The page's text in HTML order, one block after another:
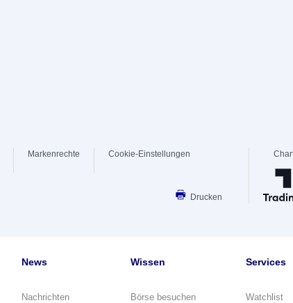
Markenrechte Cookie-Einstellungen
Drucken
News
Nachrichten
Wissen
Börse besuchen
Services
Watchlist